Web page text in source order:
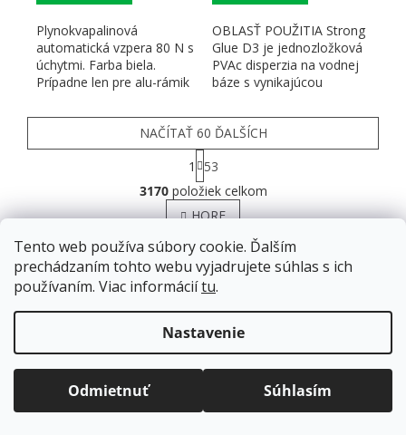
Tento web používa súbory cookie. Ďalším
prechádzaním tohto webu vyjadrujete súhlas s ich
používaním. Viac informáciítu.
Nastavenie
Odmietnuť Súhlasím
Doprava zadarmopre balíkové zásielky v hodnote
nad120 EUR*.
Balíky zasielame už od4 EUR.
ZRÝCHĽUJEME.
Plynokvapalinová
automatická vzpera 80 N s
úchytmi. Farba biela.
Prípadne len pre alu-rámik
OBLASŤ POUŽITIA Strong
Glue D3 je jednozložková
PVAc disperzia na vodnej
báze s vynikajúcou
Ovládacie prvky výpisu
NAČÍTAŤ 60 ĎALŠÍCH
Stránkovanie
1
53
3170položiek celkom
HORE
ZÁPÄTIE
Informácie pre vás
Obchodné podmienky
GDPR Podmienky ochrany osobných údajov